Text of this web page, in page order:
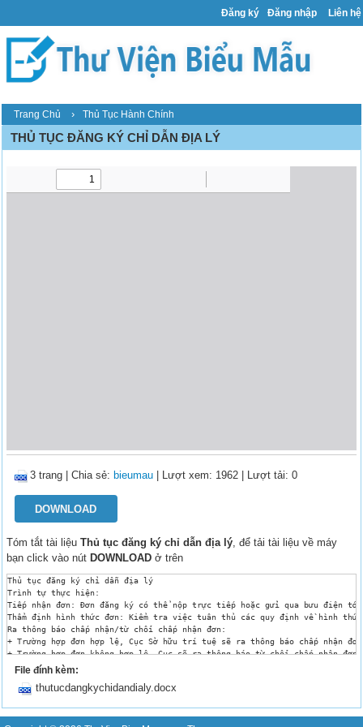
Đăng ký Đăng nhập Liên hệ
Trang Chủ › Thủ Tục Hành Chính
THỦ TỤC ĐĂNG KÝ CHỈ DẪN ĐỊA LÝ
3 trang |Chia sẻ: bieumau | Lượt xem: 1962 | Lượt tải: 0
DOWNLOAD
Tóm tắt tài liệuThủ tục đăng ký chỉ dẫn địa lý, để tải tài liệu về máy
bạn click vào nút DOWNLOAD ở trên
Thủ tục đăng ký chỉ dẫn địa lý
Trình tự thực hiện:
Tiếp nhận đơn: Đơn đăng ký có thể nộp trực tiếp hoặc gửi qua bưu điện
Thẩm định hình thức đơn: Kiểm tra việc tuân thủ các quy định về hình
Ra thông báo chấp nhận/từ chối chấp nhận đơn:
+ Trường hợp đơn hợp lệ, Cục Sở hữu trí tuệ sẽ ra thông báo chấp nhận
+ Trường hợp đơn không hợp lệ, Cục sẽ ra thông báo từ chối chấp nhận đơn.
Công bố đơn: Đơn được coi là hợp lệ sẽ được công bố trên Công báo sở hữu
Ra quyết định cấp/từ chối cấp văn bằng bảo hộ:
+ Nếu đối tượng nêu trong đơn đáp ứng được các yêu cầu về bảo hộ, và
File đính kèm:
thutucdangkychidandialy.docx